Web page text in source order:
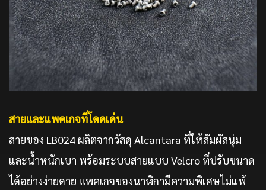
สายและแพคเกจที่โดดเด่น
สายของ LB024 ผลิตจากวัสดุ Alcantara ที่ให้สัมผัสนุ่ม
และน้ำหนักเบา พร้อมระบบสายแบบ Velcro ที่ปรับขนาด
ได้อย่างง่ายดาย แพคเกจของนาฬิกามีความพิเศษไม่แพ้